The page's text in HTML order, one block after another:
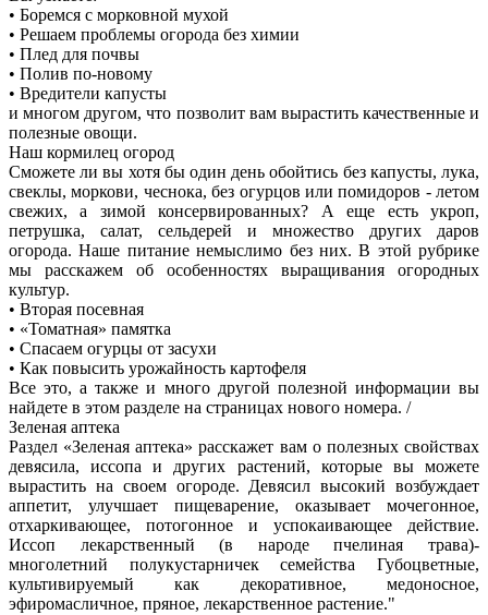
• Боремся с морковной мухой
• Решаем проблемы огорода без химии
• Плед для почвы
• Полив по-новому
• Вредители капусты
и многом другом, что позволит вам вырастить качественные и
полезные овощи.
Наш кормилец огород
Сможете ли вы хотя бы один день обойтись без капусты, лука,
свеклы, моркови, чеснока, без огурцов или помидоров - летом
свежих, а зимой консервированных? А еще есть укроп,
петрушка, салат, сельдерей и множество других даров
огорода. Наше питание немыслимо без них. В этой рубрике
мы расскажем об особенностях выращивания огородных
культур.
• Вторая посевная
• «Томатная» памятка
• Спасаем огурцы от засухи
• Как повысить урожайность картофеля
Все это, а также и много другой полезной информации вы
найдете в этом разделе на страницах нового номера. /
Зеленая аптека
Раздел «Зеленая аптека» расскажет вам о полезных свойствах
девясила, иссопа и других растений, которые вы можете
вырастить на своем огороде. Девясил высокий возбуждает
аппетит, улучшает пищеварение, оказывает мочегонное,
отхаркивающее, потогонное и успокаивающее действие.
Иссоп лекарственный (в народе пчелиная трава)-
многолетний полукустарничек семейства Губоцветные,
культивируемый как декоративное, медоносное,
эфиромасличное, пряное, лекарственное растение.